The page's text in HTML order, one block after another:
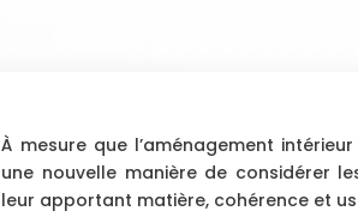
À mesure que l’aménagement
une nouvelle manière de considérer
leur apportant matière, cohérence et